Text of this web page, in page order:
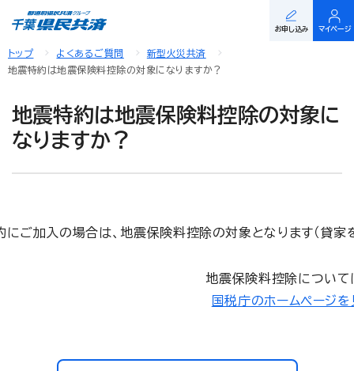
お申し込み マイページ
トップ よくあるご質問
新型火災共済
地震特約は地震保険料控除の対象になりますか？
地震特約は地震保険料控除の対象に
なりますか？
にご加入の場合は、地震保険料控除の対象となります（貸家を
地震保険料控除について
国税庁のホームページを